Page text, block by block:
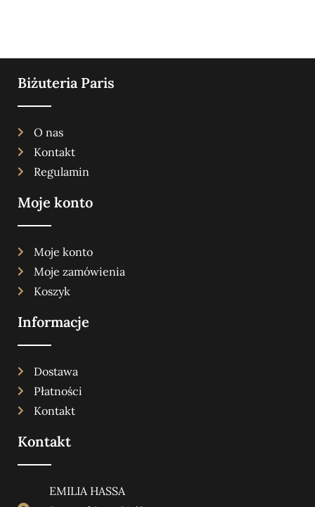
Biżuteria Paris
O nas
Kontakt
Regulamin
Moje konto
Moje konto
Moje zamówienia
Koszyk
Informacje
Dostawa
Płatności
Kontakt
Kontakt
EMILIA HASSA